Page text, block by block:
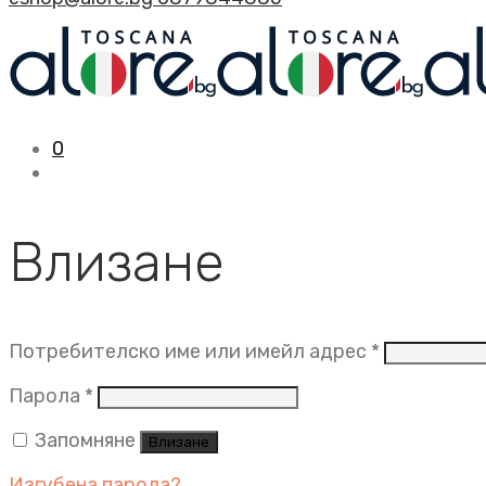
0
Влизане
Потребителско име или имейл адрес *
Парола * Задължително
Запомняне
Влизане